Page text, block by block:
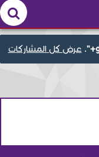
. عرض كل المشاركات